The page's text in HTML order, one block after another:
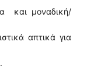
και μοναδική/
απτικά για